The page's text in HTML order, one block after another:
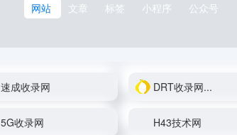
网站 文章 标签 小程序 公众号
速成收录网 DRT收录网...
5G收录网 H43技术网